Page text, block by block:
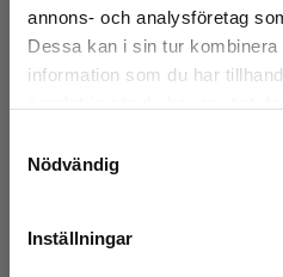
annons- och analysföretag
Dessa kan i sin tur
information som du har
Nödvändig
Inställningar
Det verkar som att du
studentlitteratur.se via en
Vi erbjuder inte
att kunna slutföra ett köp